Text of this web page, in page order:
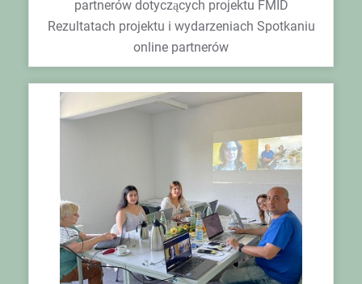
partnerów dotyczących projektu FMID
Rezultatach projektu i wydarzeniach Spotkaniu
online partnerów